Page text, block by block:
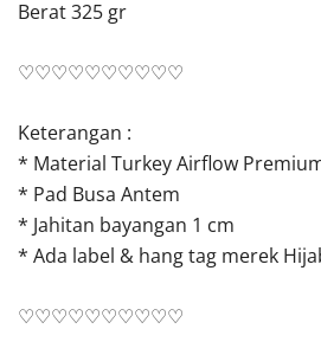
Berat 325 gr
♡♡♡♡♡♡♡♡♡♡
Keterangan :
* Material Turkey Airflow
* Pad Busa Antem
* Jahitan bayangan 1 cm
* Ada label & hang tag merek
♡♡♡♡♡♡♡♡♡♡